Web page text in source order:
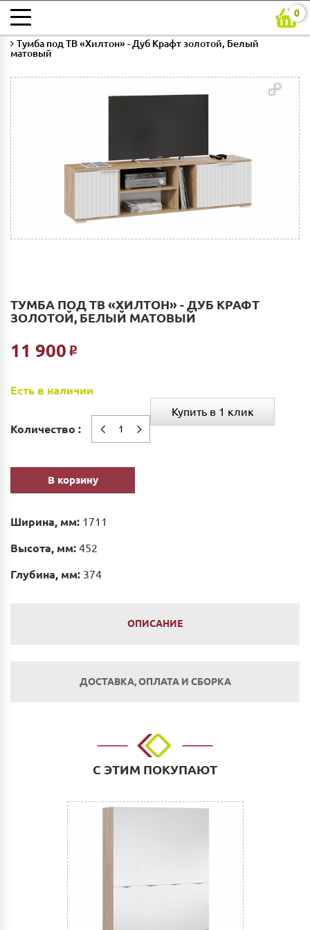
0
Главная
Тумба под ТВ «Хилтон» - Дуб Крафт золотой, Белый
матовый
ТУМБА ПОД ТВ «ХИЛТОН» - ДУБ КРАФТ
ЗОЛОТОЙ, БЕЛЫЙ МАТОВЫЙ
11 900 Р
Есть в наличии
Количество :
В корзину
Купить в 1 клик
Ширина, мм: 1711
Высота, мм: 452
Глубина, мм: 374
ОПИСАНИЕ
ДОСТАВКА, ОПЛАТА И СБОРКА
Наличным и безналичным расчетом в салоне по
адресу: г. Нижний Новгород, ул. Невзоровых, д.64,
расчетный счет. Для физических и юридических лиц.
Сбербанк Онлайн.
Как оплатить:
Вы можете заполнить реквизиты при оформлении
покупки в Корзине на сайте или прислать их нам на
электронную почту (почта сайта)
После этого Вы получите счет для оплаты с
С ЭТИМ ПОКУПАЮТ